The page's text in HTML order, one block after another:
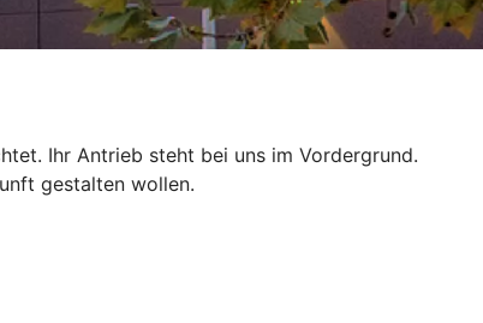
Ihr Antrieb steht bei uns im Vordergrund.
gestalten wollen.